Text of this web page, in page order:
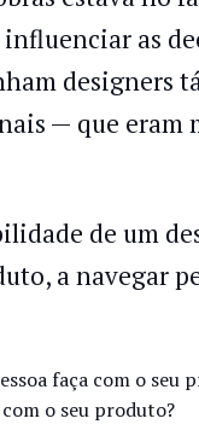
as
designers
— que eram
de um
a navegar
faça com o seu
o seu produto?